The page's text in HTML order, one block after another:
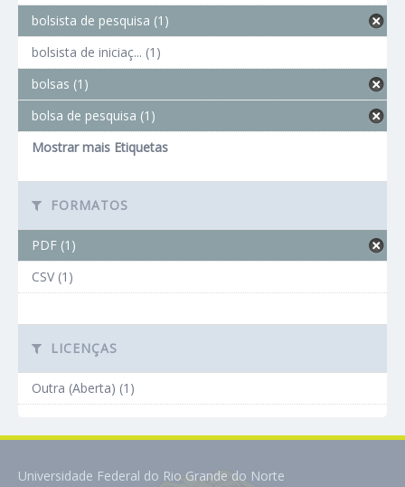
bolsista de pesquisa (1)
bolsista de iniciaç... (1)
bolsas (1)
bolsa de pesquisa (1)
Mostrar mais Etiquetas
FORMATOS
PDF (1)
CSV (1)
LICENÇAS
Outra (Aberta) (1)
Universidade Federal do Rio Grande do Norte